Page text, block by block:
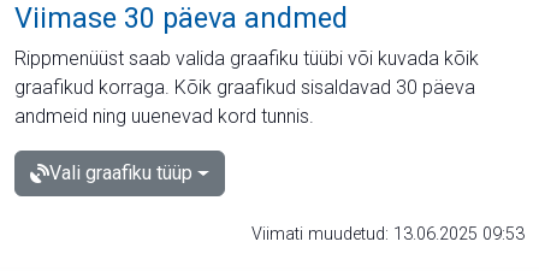
Viimase 30 päeva andmed
Rippmenüüst saab valida graafiku tüübi või kuvada kõik
graafikud korraga. Kõik graafikud sisaldavad 30 päeva
andmeid ning uuenevad kord tunnis.
Vali graafiku tüüp
Viimati muudetud: 13.06.2025 09:53